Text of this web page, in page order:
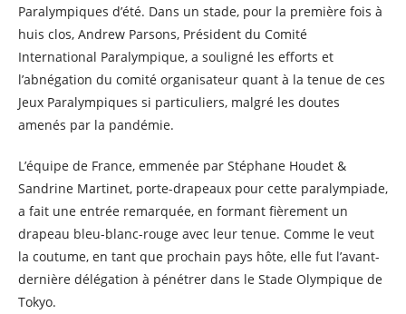
Paralympiques d’été. Dans un stade, pour la première fois à
huis clos, Andrew Parsons, Président du Comité
International Paralympique, a souligné les efforts et
l’abnégation du comité organisateur quant à la tenue de ces
Jeux Paralympiques si particuliers, malgré les doutes
amenés par la pandémie.
L’équipe de France, emmenée par Stéphane Houdet &
Sandrine Martinet, porte-drapeaux pour cette paralympiade,
a fait une entrée remarquée, en formant fièrement un
drapeau bleu-blanc-rouge avec leur tenue. Comme le veut
la coutume, en tant que prochain pays hôte, elle fut l’avant-
dernière délégation à pénétrer dans le Stade Olympique de
Tokyo.